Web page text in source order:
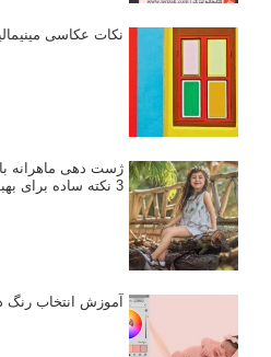
نکات عکاسی
ژست دهی ماهرانه
3 نکته ساده برای بهبود عکاسی پرتره
آموزش انتخاب رنگ